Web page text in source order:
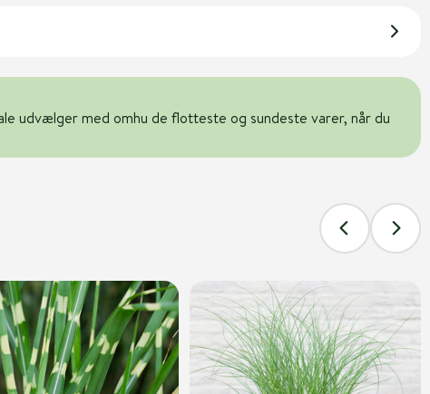
udvælger med omhu de flotteste og sundeste varer, når du